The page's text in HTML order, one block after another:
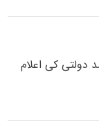
دولتی کی اعلام